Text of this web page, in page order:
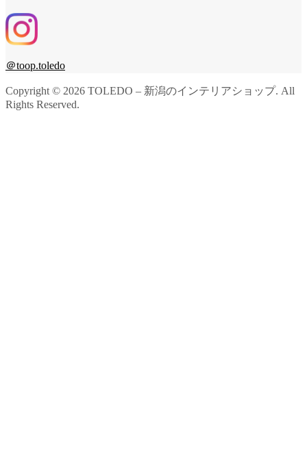
＠toop.toledo
Copyright © 2026 TOLEDO – 新潟のインテリアショップ. All
Rights Reserved.